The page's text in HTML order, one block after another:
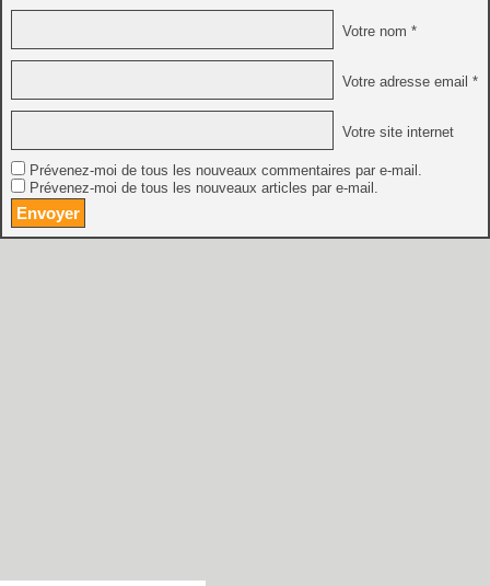
Votre nom *
Votre adresse email *
Votre site internet
Prévenez-moi de tous les nouveaux commentaires par e-mail.
Prévenez-moi de tous les nouveaux articles par e-mail.